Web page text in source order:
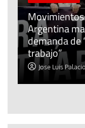
Argentina
demanda de
trabajo”
Jose Luis